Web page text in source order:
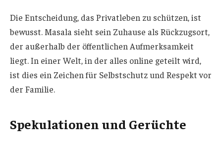
Die Entscheidung, das Privatleben zu schützen, ist
bewusst. Masala sieht sein Zuhause als Rückzugsort,
der außerhalb der öffentlichen Aufmerksamkeit
liegt. In einer Welt, in der alles online geteilt wird,
ist dies ein Zeichen für Selbstschutz und Respekt vor
der Familie.
Spekulationen und Gerüchte